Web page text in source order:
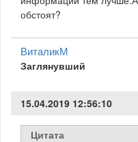
обстоят?
ВиталикМ
Заглянувший
15.04.2019 12:56:10
Цитата